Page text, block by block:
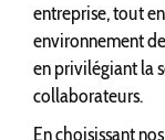
entreprise, tout
environnement
en privilégiant la
collaborateurs.
En choisissant